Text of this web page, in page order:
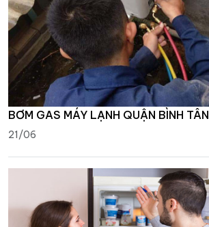
BƠM GAS MÁY LẠNH QUẬN BÌNH TÂN
21/06